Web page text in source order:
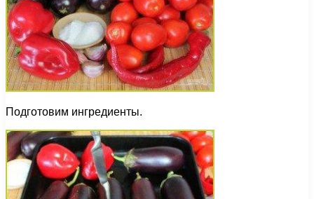
Подготовим ингредиенты.